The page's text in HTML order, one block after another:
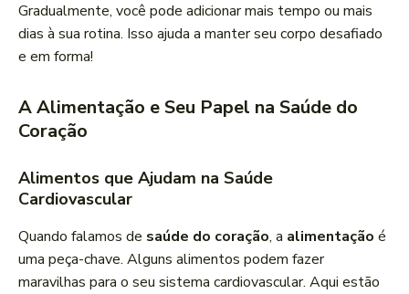
Gradualmente, você pode adicionar mais tempo ou mais
dias à sua rotina. Isso ajuda a manter seu corpo desafiado
e em forma!
A Alimentação e Seu Papel na Saúde do
Coração
Alimentos que Ajudam na Saúde
Cardiovascular
Quando falamos de saúde do coração, a alimentação é
uma peça-chave. Alguns alimentos podem fazer
maravilhas para o seu sistema cardiovascular. Aqui estão